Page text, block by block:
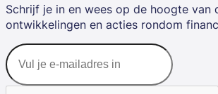
Schrijf je in en wees op de hoogte van
ontwikkelingen en acties rondom